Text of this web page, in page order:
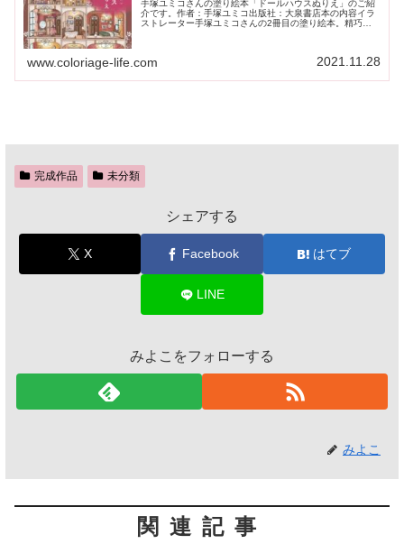
手塚ユミコさんの塗り絵本「ドールハウスぬりえ」のご紹
介です。作者：手塚ユミコ出版社：大泉書店本の内容イラ
ストレーター手塚ユミコさんの2冊目の塗り絵本。精巧に
www.coloriage-life.com 2021.11.28
完成作品 未分類
シェアする
X Facebook はてブ
LINE
みよこをフォローする
みよこ
関連記事